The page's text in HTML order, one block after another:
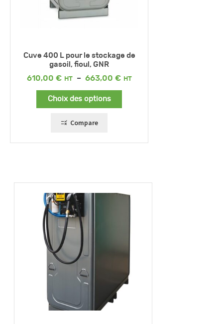
Cuve 400 L pour le stockage de
gasoil, fioul, GNR
610,00 € – 663,00 €
Plage
Choix des options
Compare